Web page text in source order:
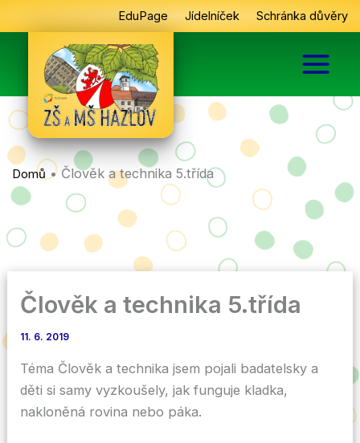
na
EduPage Jídelníček Schránka důvěry
Domů • Člověk a technika 5.třída
Člověk a technika 5.třída
11. 6. 2019
Téma Člověk a technika jsem pojali badatelsky a
děti si samy vyzkoušely, jak funguje kladka,
nakloněná rovina nebo páka.